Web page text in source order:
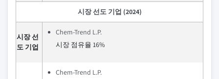
시장 선도 기업 (2024)
시장 선
도 기업
Chem-Trend L.P.
시장 점유율 16%
Chem-Trend L.P.